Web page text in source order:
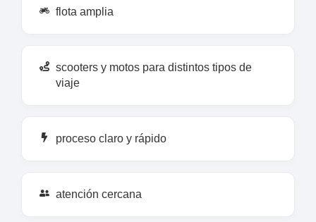
flota amplia
scooters y motos para distintos tipos de
viaje
proceso claro y rápido
atención cercana